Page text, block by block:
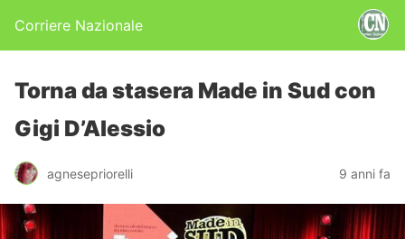
Corriere Nazionale
Torna da stasera Made in Sud con
Gigi D’Alessio
agnesepriorelli 9 anni fa